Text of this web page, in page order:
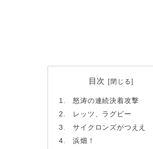
目次
怒涛の連続決着攻撃
レッツ、ラグビー
サイクロンズがつええ
浜畑！